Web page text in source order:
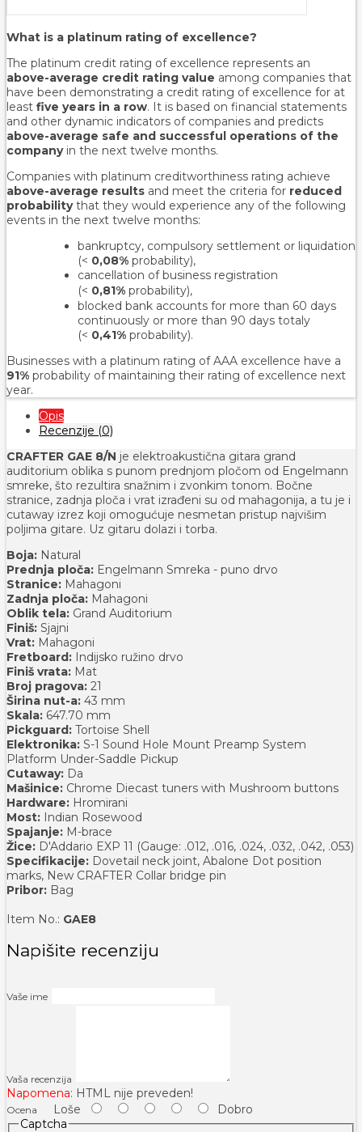
What is a platinum rating of excellence?
The platinum credit rating of excellence represents an
above-average credit rating value among companies that
have been demonstrating a credit rating of excellence for at
least five years in a row. It is based on financial statements
and other dynamic indicators of companies and predicts
above-average safe and successful operations of the
companyin the next twelve months.
Companies with platinum creditworthiness rating achieve
above-average results and meet the criteria for reduced
probabilitythat they would experience any of the following
events in the next twelve months:
bankruptcy, compulsory settlement or liquidation
(< 0,08% probability),
cancellation of business registration
(< 0,81% probability),
blocked bank accounts for more than 60 days
continuously or more than 90 days totaly
(< 0,41% probability).
Businesses with a platinum rating of AAA excellence have a
91% probability of maintaining their rating of excellence next
year.
Opis
Recenzije (0)
CRAFTER GAE 8/N je elektroakustična gitara grand
auditorium oblika s punom prednjom pločom od Engelmann
smreke, što rezultira snažnim i zvonkim tonom. Bočne
stranice, zadnja ploča i vrat izrađeni su od mahagonija, a tu je i
cutaway izrez koji omogućuje nesmetan pristup najvišim
poljima gitare. Uz gitaru dolazi i torba.
Boja: Natural
Prednja ploča: Engelmann Smreka - puno drvo
Stranice: Mahagoni
Zadnja ploča: Mahagoni
Oblik tela: Grand Auditorium
Finiš: Sjajni
Vrat: Mahagoni
Fretboard: Indijsko ružino drvo
Finiš vrata: Mat
Broj pragova: 21
Širina nut-a: 43 mm
Skala: 647.70 mm
Pickguard: Tortoise Shell
Elektronika: S-1 Sound Hole Mount Preamp System
Platform Under-Saddle Pickup
Cutaway: Da
Mašinice: Chrome Diecast tuners with Mushroom buttons
Hardware: Hromirani
Most: Indian Rosewood
Spajanje: M-brace
Žice: D'Addario EXP 11 (Gauge: .012, .016, .024, .032, .042, .053)
Specifikacije: Dovetail neck joint, Abalone Dot position
marks, New CRAFTER Collar bridge pin
Pribor: Bag
Item No.: GAE8
Napišite recenziju
Vaše ime
Vaša recenzija
Napomena: HTML nije preveden!
Ocena Loše
Dobro
Captcha